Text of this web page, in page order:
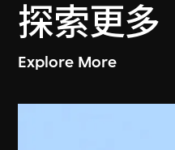
探索更多
Explore More